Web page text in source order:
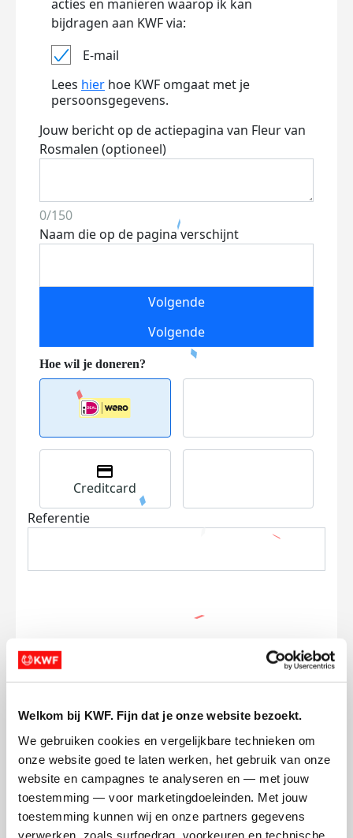
Welkom bij KWF. Fijn dat je onze website bezoekt.
We gebruiken cookies en vergelijkbare technieken om
onze website goed te laten werken, het gebruik van onze
website en campagnes te analyseren en — met jouw
toestemming — voor marketingdoeleinden. Met jouw
toestemming kunnen wij en onze partners gegevens
verwerken, zoals surfgedrag, voorkeuren en technische
acties en manieren waarop ik kan
bijdragen aan KWF via:
E-mail
Lees hier hoe KWF omgaat met je
persoonsgegevens.
Jouw bericht op de actiepagina van Fleur van
Rosmalen (optioneel)
0/150
Naam die op de pagina verschijnt
Volgende
Volgende
Creditcard
Referentie
Ik wil bijdragen aan de transactiekosten
en betaal €0.75 extra.
Doneer nu
Opgehaald
€178
Streefbedrag
€2.000